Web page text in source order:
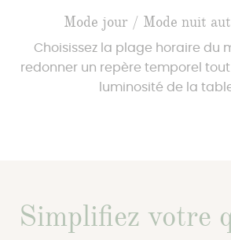
Mode jour / Mode nuit
Choisissez la plage horaire du
redonner un repère temporel
luminosité de la
Simplifiez votre